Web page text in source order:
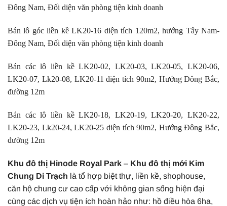
Đông Nam, Đối diện văn phòng tiện kinh doanh
Bán lô góc liền kề LK20-16 diện tích 120m2, hướng Tây Nam-
Đông Nam, Đối diện văn phòng tiện kinh doanh
Bán các lô liền kề LK20-02, LK20-03, LK20-05, LK20-06,
LK20-07, Lk20-08, LK20-11 diện tích 90m2, Hướng Đông Bắc,
đường 12m
Bán các lô liền kề LK20-18, LK20-19, LK20-20, LK20-22,
LK20-23, Lk20-24, LK20-25 diện tích 90m2, Hướng Đông Bắc,
đường 12m
Khu đô thị Hinode Royal Park – Khu đô thị mới Kim
Chung Di Trạch là tổ hợp biệt thự, liền kề, shophouse,
căn hộ chung cư cao cấp với không gian sống hiện đại
cùng các dịch vụ tiện ích hoàn hảo như: hồ điều hòa 6ha,